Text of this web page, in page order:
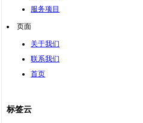
服务项目
页面
关于我们
联系我们
首页
标签云